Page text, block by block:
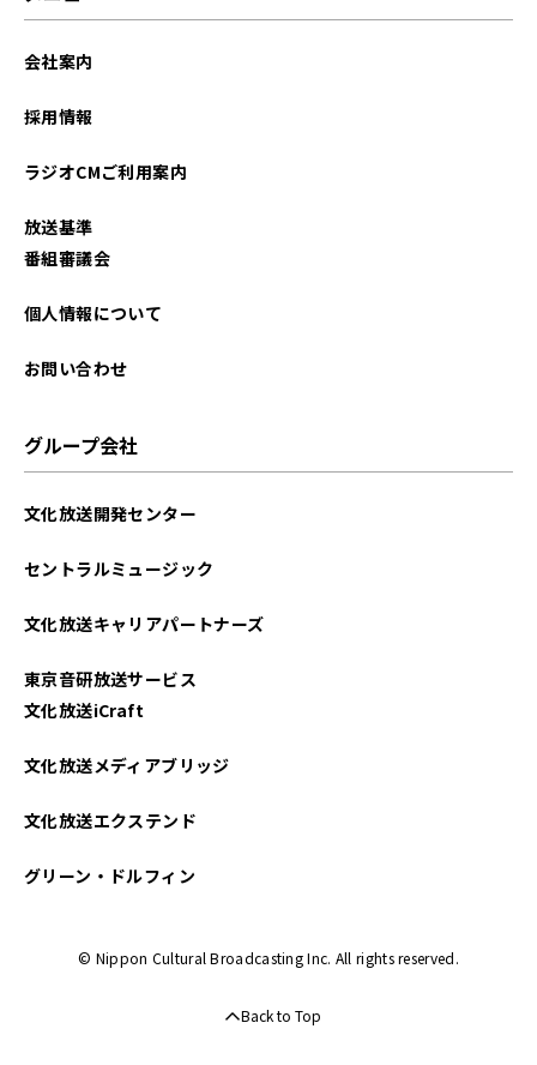
2025年09月
2025年06月
2025年01月
2024年12月
2024年11月
会社案内
採用情報
ラジオCMご利用案内
放送基準
番組審議会
個人情報について
お問い合わせ
グループ会社
文化放送開発センター
セントラルミュージック
文化放送キャリアパートナーズ
東京音研放送サービス
文化放送iCraft
文化放送メディアブリッジ
文化放送エクステンド
グリーン・ドルフィン
© Nippon Cultural Broadcasting Inc. All rights reserved.
Back to Top